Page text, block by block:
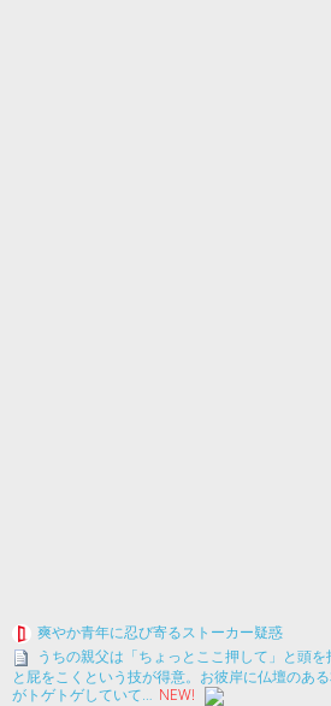
爽やか青年に忍び寄るストーカー疑惑
うちの親父は「ちょっとここ押して」と頭
と屁をこくという技が得意。お彼岸に仏壇のあ
がトゲトゲしていて… NEW!